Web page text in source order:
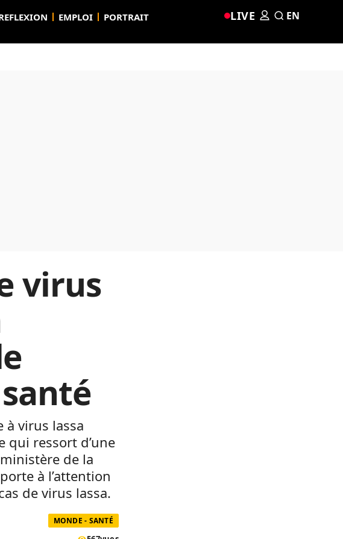
EMPLOI PORTRAIT LIVE EN
virus
à virus lassa
qui ressort d’une
de la
à l’attention
de virus lassa.
MONDE - SANTÉ